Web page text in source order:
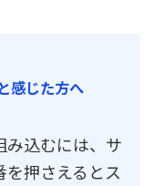
感じた方へ
込むには、サ
押さえるとス